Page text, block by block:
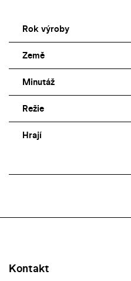
Rok výroby
Země
Minutáž
Režie
Hrají
Kontakt